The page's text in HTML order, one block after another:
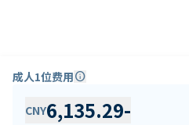
成人1位费用info
CNY6,135.29-